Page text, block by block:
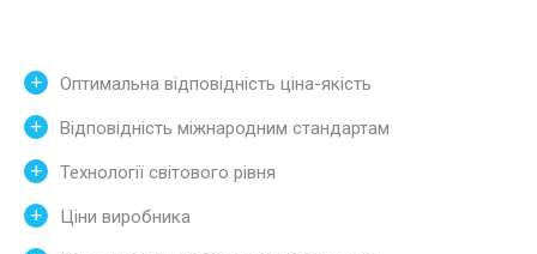
Оптимальна відповідність ціна-якість
Відповідність міжнародним стандартам
Технології світового рівня
Ціни виробника